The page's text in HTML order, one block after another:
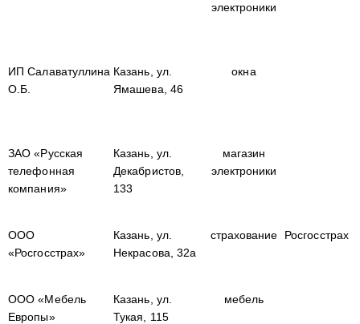
электроники
ИП Салаватуллина
О.Б.
Казань, ул.
Ямашева, 46
окна
ЗАО «Русская
телефонная
компания»
Казань, ул.
Декабристов,
133
магазин
электроники
ООО
«Росгосстрах»
Казань, ул.
Некрасова, 32а
страхование Росгосстрах
ООО «Мебель
Европы»
Казань, ул.
Тукая, 115
мебель